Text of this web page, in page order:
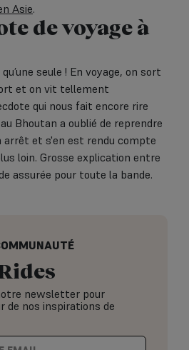
Asie.
de voyage à
seule ! En voyage, on sort
et on vit tellement
qui nous fait encore rire
Bhoutan a oublié de reprendre
arrêt et s'en est rendu compte
loin. Grosse explication entre
assurée pour toute la bande.
newsletter pour
de nos inspirations de